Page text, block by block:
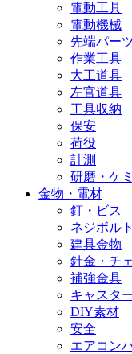
電動工具
電動機械
先端パー
作業工具
大工道具
左官道具
工具収納
保安
荷役
計測
研磨・ケ
金物・電材
釘・ビス
ネジボルト
建具金物
針金・チ
補強金具
キャスタ
DIY素材
安全
エアコン